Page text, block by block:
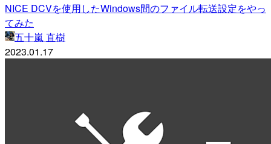
NICE DCVを使用したWindows間のファイル転送設定をやっ
てみた
五十嵐 直樹
2023.01.17